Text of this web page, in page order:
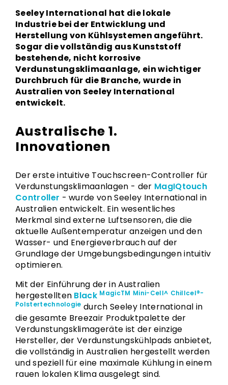
Seeley International hat die lokale
Industrie bei der Entwicklung und
Herstellung von Kühlsystemen angeführt.
Sogar die vollständig aus Kunststoff
bestehende, nicht korrosive
Verdunstungsklimaanlage, ein wichtiger
Durchbruch für die Branche, wurde in
Australien von Seeley International
entwickelt.
Australische 1.
Innovationen
Der erste intuitive Touchscreen-Controller für
Verdunstungsklimaanlagen - der MagIQtouch
Controller - wurde von Seeley International in
Australien entwickelt. Ein wesentliches
Merkmal sind externe Luftsensoren, die die
aktuelle Außentemperatur anzeigen und den
Wasser- und Energieverbrauch auf der
Grundlage der Umgebungsbedingungen intuitiv
optimieren.
Mit der Einführung der in Australien
hergestellten Black MagicTM Mini-Cell^ Chillcel®-
Polstertechnologie durch Seeley International in
die gesamte Breezair Produktpalette der
Verdunstungsklimageräte ist der einzige
Hersteller, der Verdunstungskühlpads anbietet,
die vollständig in Australien hergestellt werden
und speziell für eine maximale Kühlung in einem
rauen lokalen Klima ausgelegt sind.